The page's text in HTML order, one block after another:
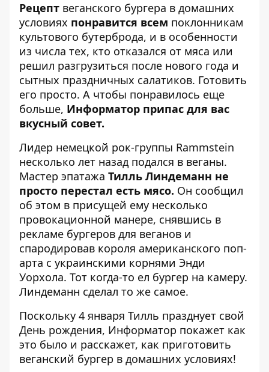
Рецепт веганского бургера в домашних
условиях понравится всем поклонникам
культового бутерброда, и в особенности
из числа тех, кто отказался от мяса или
решил разгрузиться после нового года и
сытных праздничных салатиков. Готовить
его просто. А чтобы понравилось еще
больше, Информатор припас для вас
вкусный совет.
Лидер немецкой рок-группы Rammstein
несколько лет назад подался в веганы.
Мастер эпатажа Тилль Линдеманн не
просто перестал есть мясо. Он сообщил
об этом в присущей ему несколько
провокационной манере, снявшись в
рекламе бургеров для веганов и
спародировав короля американского поп-
арта с украинскими корнями Энди
Уорхола. Тот когда-то ел бургер на камеру.
Линдеманн сделал то же самое.
Поскольку 4 января Тилль празднует свой
День рождения, Информатор покажет как
это было и расскажет, как приготовить
веганский бургер в домашних условиях!